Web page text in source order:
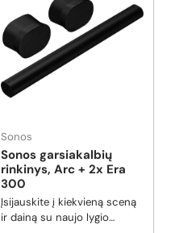
Sonos
Sonos garsiakalbių
rinkinys, Arc + 2x Era
300
Įsijauskite į kiekvieną sceną
ir dainą su naujo lygio